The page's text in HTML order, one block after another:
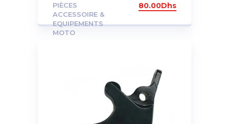
PIÈCES
ACCESSOIRE &
EQUIPEMENTS
MOTO
80.00Dhs